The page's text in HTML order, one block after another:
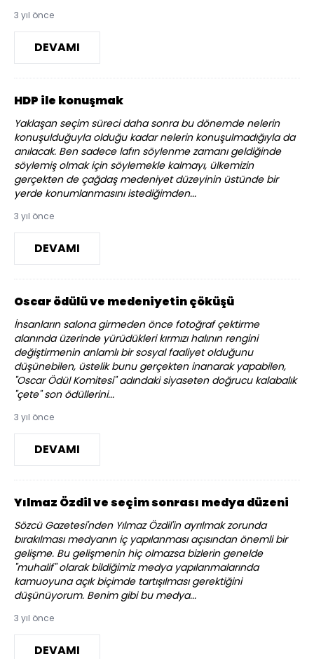
3 yıl önce
DEVAMI
HDP ile konuşmak
Yaklaşan seçim süreci daha sonra bu dönemde nelerin
konuşulduğuyla olduğu kadar nelerin konuşulmadığıyla da
anılacak. Ben sadece lafın söylenme zamanı geldiğinde
söylemiş olmak için söylemekle kalmayı, ülkemizin
gerçekten de çağdaş medeniyet düzeyinin üstünde bir
yerde konumlanmasını istediğimden...
3 yıl önce
DEVAMI
Oscar ödülü ve medeniyetin çöküşü
İnsanların salona girmeden önce fotoğraf çektirme
alanında üzerinde yürüdükleri kırmızı halının rengini
değiştirmenin anlamlı bir sosyal faaliyet olduğunu
düşünebilen, üstelik bunu gerçekten inanarak yapabilen,
"Oscar Ödül Komitesi" adındaki siyaseten doğrucu kalabalık
"çete" son ödüllerini...
3 yıl önce
DEVAMI
Yılmaz Özdil ve seçim sonrası medya düzeni
Sözcü Gazetesi'nden Yılmaz Özdil'in ayrılmak zorunda
bırakılması medyanın iç yapılanması açısından önemli bir
gelişme. Bu gelişmenin hiç olmazsa bizlerin genelde
"muhalif" olarak bildiğimiz medya yapılanmalarında
kamuoyuna açık biçimde tartışılması gerektiğini
düşünüyorum. Benim gibi bu medya...
3 yıl önce
DEVAMI